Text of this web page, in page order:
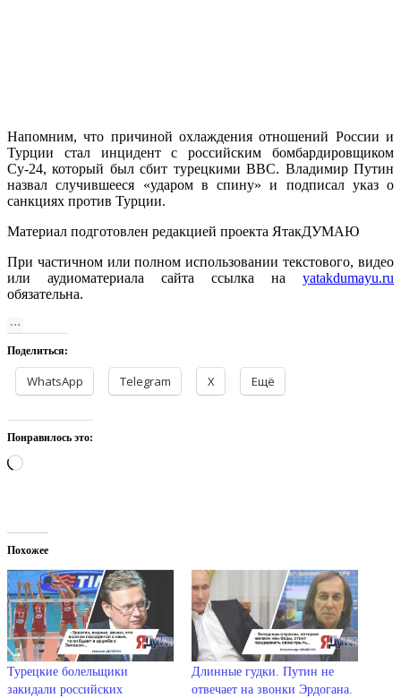
Напомним, что причиной охлаждения отношений России и
Турции стал инцидент с российским бомбардировщиком
Су-24, который был сбит турецкими ВВС. Владимир Путин
назвал случившееся «ударом в спину» и подписал указ о
санкциях против Турции.
Материал подготовлен редакцией проекта ЯтакДУМАЮ
При частичном или полном использовании текстового, видео
или аудиоматериала сайта ссылка на yatakdumayu.ru
обязательна.
Поделиться:
WhatsApp Telegram X Ещё
Понравилось это:
Загрузка…
Похожее
Турецкие болельщики
закидали российских
Длинные гудки. Путин не
отвечает на звонки Эрдогана.